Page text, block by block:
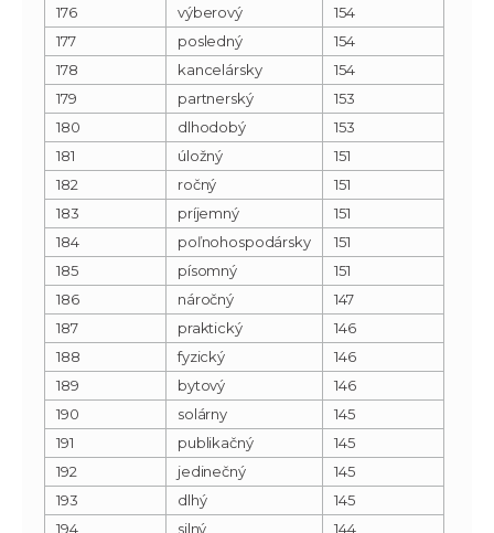
176
výberový
154
177
posledný
154
178
kancelársky
154
179
partnerský
153
180
dlhodobý
153
181
úložný
151
182
ročný
151
183
príjemný
151
184
poľnohospodársky
151
185
písomný
151
186
náročný
147
187
praktický
146
188
fyzický
146
189
bytový
146
190
solárny
145
191
publikačný
145
192
jedinečný
145
193
dlhý
145
194
silný 144